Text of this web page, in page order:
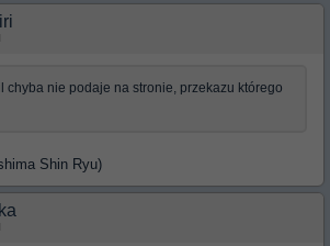
chyba nie podaje na stronie, przekazu którego
Shin Ryu)